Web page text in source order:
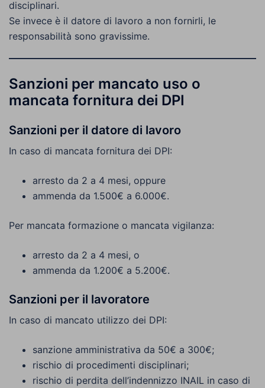
disciplinari.
Se invece è il datore di lavoro a non fornirli, le
responsabilità sono gravissime.
Sanzioni per mancato uso o
mancata fornitura dei DPI
Sanzioni per il datore di lavoro
In caso di mancata fornitura dei DPI:
arresto da 2 a 4 mesi, oppure
ammenda da 1.500€ a 6.000€.
Per mancata formazione o mancata vigilanza:
arresto da 2 a 4 mesi, o
ammenda da 1.200€ a 5.200€.
Sanzioni per il lavoratore
In caso di mancato utilizzo dei DPI:
sanzione amministrativa da 50€ a 300€;
rischio di procedimenti disciplinari;
rischio di perdita dell’indennizzo INAIL in caso di